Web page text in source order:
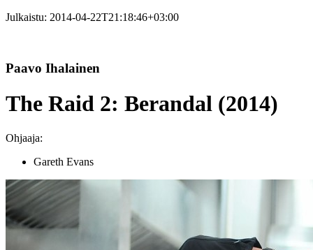
Julkaistu: 2014-04-22T21:18:46+03:00
Paavo Ihalainen
The Raid 2: Berandal (2014)
Ohjaaja:
Gareth Evans